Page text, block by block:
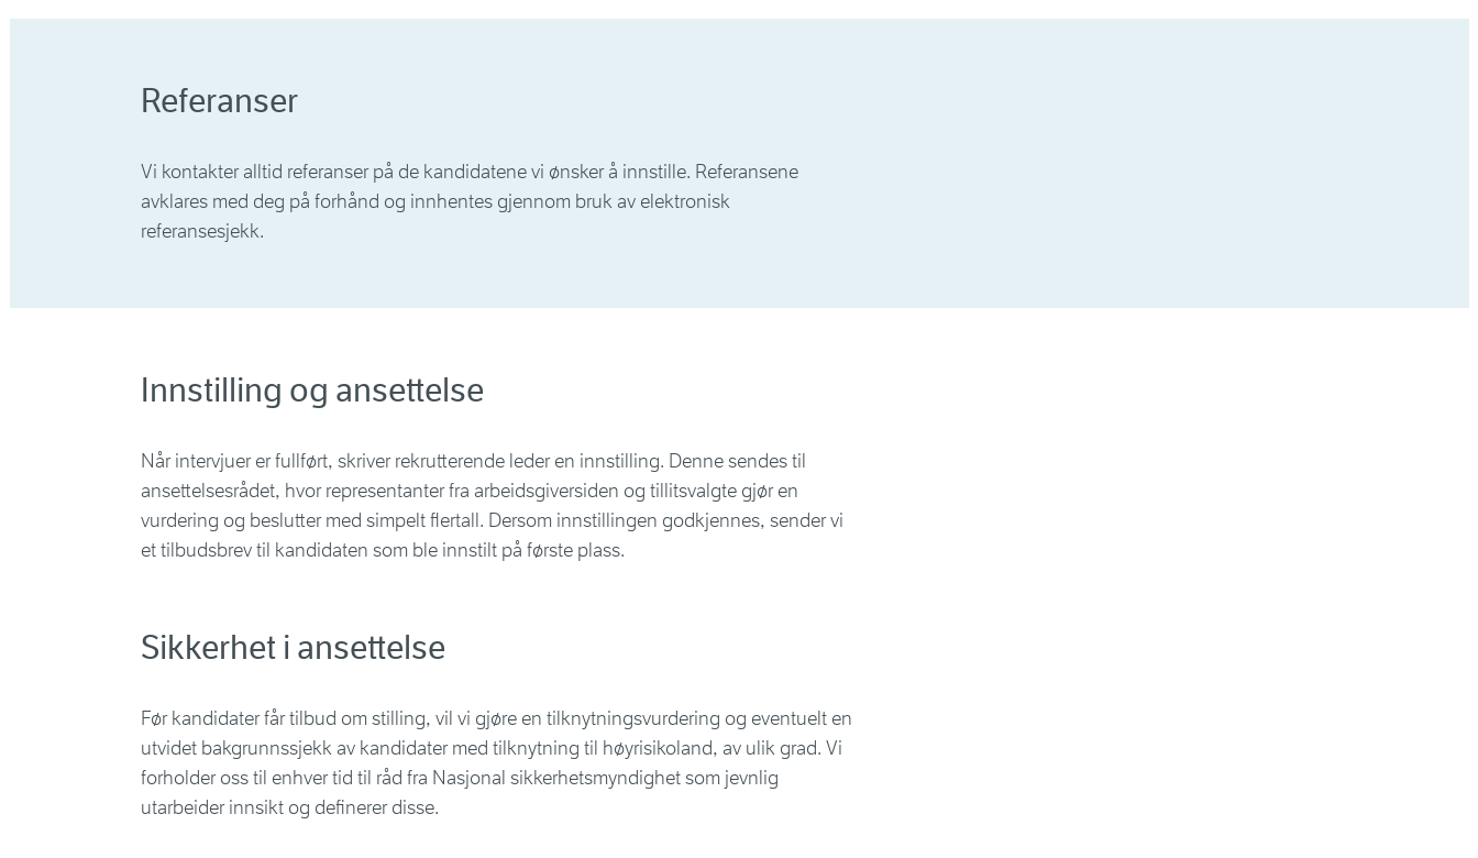
Referanser
Vi kontakter alltid referanser på de kandidatene vi ønsker å innstille. Referansene
avklares med deg på forhånd og innhentes gjennom bruk av elektronisk
referansesjekk.
Innstilling og ansettelse
Når intervjuer er fullført, skriver rekrutterende leder en innstilling. Denne sendes til
ansettelsesrådet, hvor representanter fra arbeidsgiversiden og tillitsvalgte gjør en
vurdering og beslutter med simpelt flertall. Dersom innstillingen godkjennes, sender vi
et tilbudsbrev til kandidaten som ble innstilt på første plass.
Sikkerhet i ansettelse
Før kandidater får tilbud om stilling, vil vi gjøre en tilknytningsvurdering og eventuelt en
utvidet bakgrunnssjekk av kandidater med tilknytning til høyrisikoland, av ulik grad. Vi
forholder oss til enhver tid til råd fra Nasjonal sikkerhetsmyndighet som jevnlig
utarbeider innsikt og definerer disse.